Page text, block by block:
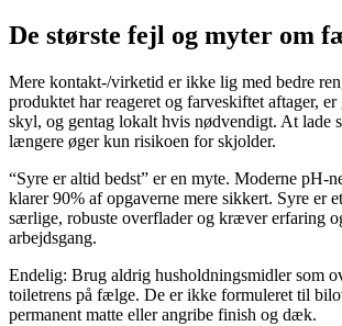
De største fejl og myter om
Mere kontakt-/virketid er ikke lig med bedre
produktet har reageret og farveskiftet aftager, er
skyl, og gentag lokalt hvis nødvendigt. At lade
længere øger kun risikoen for skjolder.
“Syre er altid bedst” er en myte. Moderne pH-
klarer 90% af opgaverne mere sikkert. Syre er
særlige, robuste overflader og kræver erfaring
arbejdsgang.
Endelig: Brug aldrig husholdningsmidler som
toiletrens på fælge. De er ikke formuleret til
permanent matte eller angribe finish og dæk.